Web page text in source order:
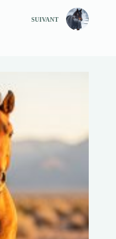
SUIVANT